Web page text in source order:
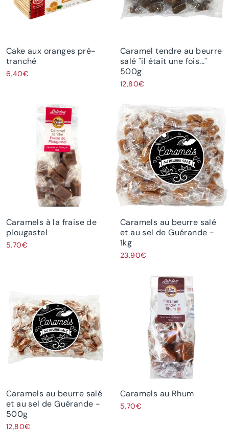
Cake aux oranges pré-
tranché
6,40€
Caramel tendre au beurre
salé "il était une fois..."
500g
12,80€
Caramels à la fraise de
plougastel
5,70€
Caramels au beurre salé
et au sel de Guérande -
1kg
23,90€
Caramels au beurre salé
et au sel de Guérande -
500g
12,80€
Caramels au Rhum
5,70€